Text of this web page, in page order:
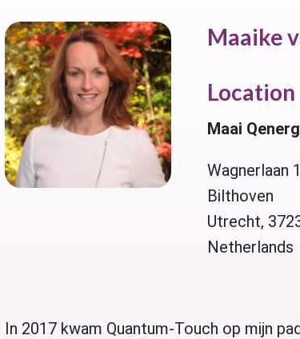
Maaike
Location
Maai
Wagnerlaan
Bilthoven
Utrecht,
Netherlands
In 2017 kwam Quantum-Touch op mijn